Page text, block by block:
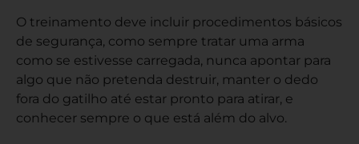
O treinamento deve incluir procedimentos básicos
de segurança, como sempre tratar uma arma
como se estivesse carregada, nunca apontar para
algo que não pretenda destruir, manter o dedo
fora do gatilho até estar pronto para atirar, e
conhecer sempre o que está além do alvo.